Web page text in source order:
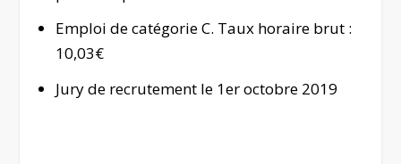
Emploi de catégorie C. Taux horaire brut :
10,03€
Jury de recrutement le 1eroctobre 2019